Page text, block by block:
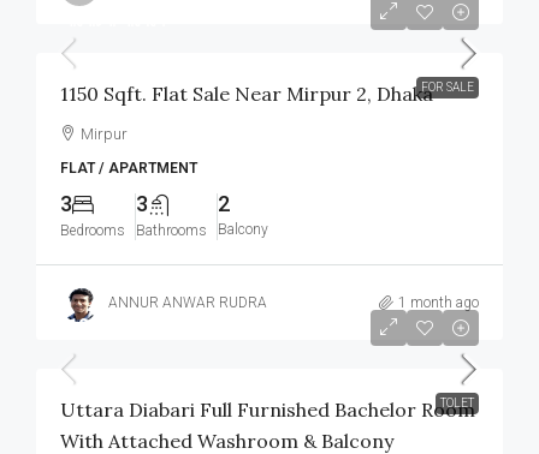
FOR SALE
1150 Sqft. Flat Sale Near Mirpur 2, Dhaka
Mirpur
FLAT / APARTMENT
3
Bedrooms
3
Bathrooms
2
Balcony
ANNUR ANWAR RUDRA 1 month ago
TOLET
৳12,000
Uttara Diabari Full Furnished Bachelor Room
With Attached Washroom & Balcony